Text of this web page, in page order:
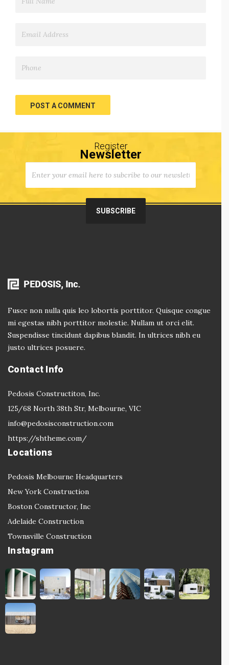
POST A COMMENT
Register
Newsletter
Fusce non nulla quis leo lobortis porttitor. Quisque congue
mi egestas nibh porttitor molestie. Nullam ut orci elit.
Suspendisse tincidunt dapibus blandit. In ultrices nibh eu
justo ultrices posuere.
Contact Info
Pedosis Constructiton, Inc.
125/68 North 38th Str, Melbourne, VIC
info@pedosisconstruction.com
https://shtheme.com/
Locations
Pedosis Melbourne Headquarters
New York Construction
Boston Constructor, Inc
Adelaide Construction
Townsville Construction
Instagram